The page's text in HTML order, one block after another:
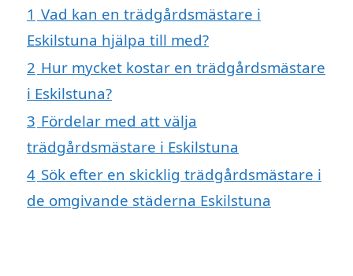
1 Vad kan en trädgårdsmästare i
Eskilstuna hjälpa till med?
2 Hur mycket kostar en trädgårdsmästare
i Eskilstuna?
3 Fördelar med att välja
trädgårdsmästare i Eskilstuna
4 Sök efter en skicklig trädgårdsmästare i
de omgivande städerna Eskilstuna